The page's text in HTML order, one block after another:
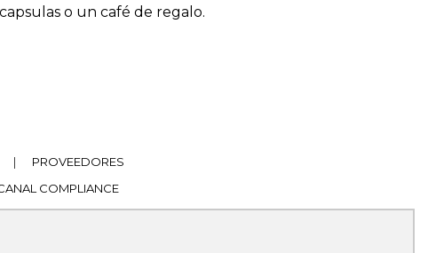
o un café de regalo.
|
PROVEEDORES
COMPLIANCE